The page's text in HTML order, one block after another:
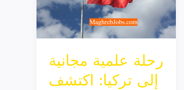
رحلة علمية مجانية
إلى تركيا: اكتشف
تركيا:
اكتشف
آفاق
البحث
العلمي